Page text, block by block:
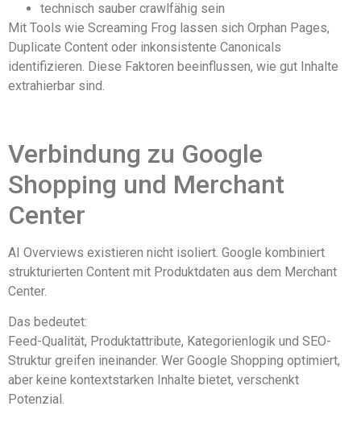
technisch sauber crawlfähig sein
Mit Tools wie Screaming Frog lassen sich Orphan Pages,
Duplicate Content oder inkonsistente Canonicals
identifizieren. Diese Faktoren beeinflussen, wie gut Inhalte
extrahierbar sind.
Verbindung zu Google
Shopping und Merchant
Center
AI Overviews existieren nicht isoliert. Google kombiniert
strukturierten Content mit Produktdaten aus dem Merchant
Center.
Das bedeutet:
Feed-Qualität, Produktattribute, Kategorienlogik und SEO-
Struktur greifen ineinander. Wer Google Shopping optimiert,
aber keine kontextstarken Inhalte bietet, verschenkt
Potenzial.